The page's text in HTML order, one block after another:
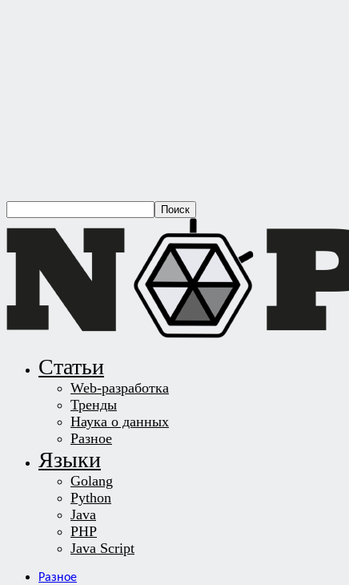
Статьи
Web-разработка
Тренды
Наука о данных
Разное
Языки
Golang
Python
Java
PHP
Java Script
Разное